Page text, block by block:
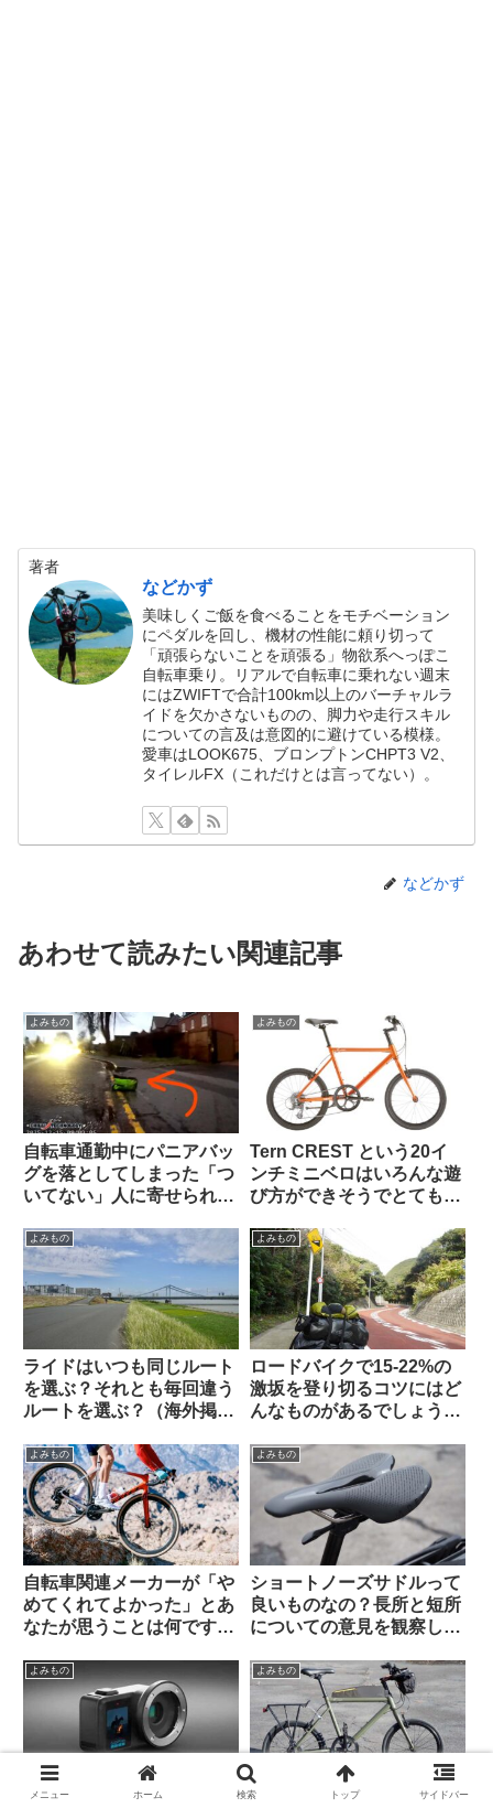
著者
などかず
美味しくご飯を食べることをモチベーション
にペダルを回し、機材の性能に頼り切って
「頑張らないことを頑張る」物欲系へっぽこ
自転車乗り。リアルで自転車に乗れない週末
にはZWIFTで合計100km以上のバーチャルラ
イドを欠かさないものの、脚力や走行スキル
についての言及は意図的に避けている模様。
愛車はLOOK675、ブロンプトンCHPT3 V2、
タイレルFX（これだけとは言ってない）。
などかず
あわせて読みたい関連記事
よみもの
自転車通勤中にパニアバッ
グを落としてしまった「つ
いてない」人に寄せられた
人間万事塞翁が馬
よみもの
Tern CREST という20イ
ンチミニベロはいろんな遊
び方ができそうでとても気
察】
よみもの
ライドはいつも同じルート
を選ぶ？それとも毎回違う
ルートを選ぶ？（海外掲示
よみもの
ロードバイクで15-22%の
激坂を登り切るコツにはど
んなものがあるでしょう
よみもの
自転車関連メーカーが「や
めてくれてよかった」とあ
なたが思うことは何ですか
よみもの
ショートノーズサドルって
良いものなの？長所と短所
についての意見を観察して
よみもの
起死回生!? GoProが新製
よみもの
私の欲しいものリストか
メニュー ホーム 検索 トップ サイドバー